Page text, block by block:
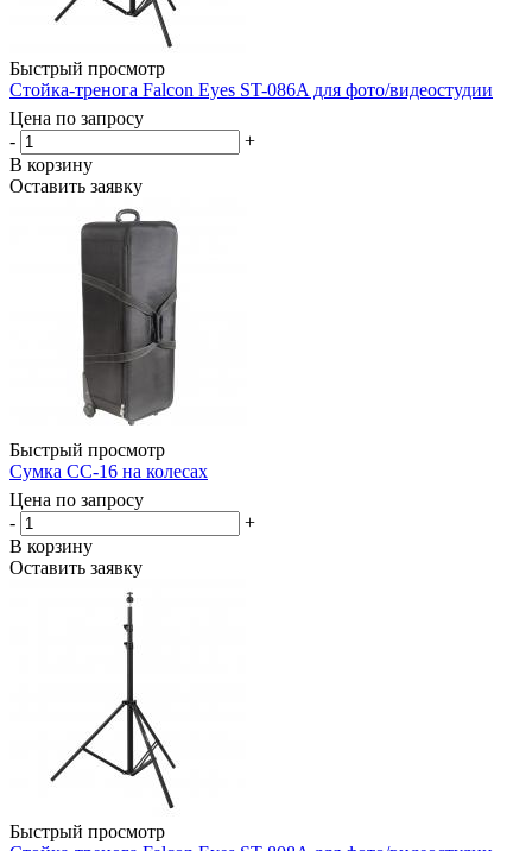
Быстрый просмотр
Стойка-тренога Falcon Eyes ST-086A для фото/видеостудии
Цена по запросу
-
+
В корзину
Оставить заявку
Быстрый просмотр
Сумка CC-16 на колесах
Цена по запросу
-
+
В корзину
Оставить заявку
Быстрый просмотр